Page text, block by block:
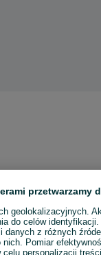
przetwarzamy
geolokalizacyjnych.
do celów
z różnych
nich. Pomiar
celu personalizacji